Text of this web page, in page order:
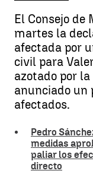
El Consejo de
martes la
afectada por
civil para
azotado por
anunciado un
afectados.
Pedro
medidas
paliar los
directo